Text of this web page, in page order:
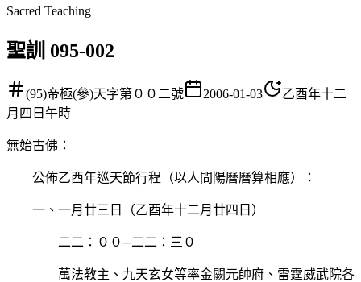
Sacred Teaching
聖訓 095-002
(95)帝極(參)天字第００二號 2006-01-03
乙酉年十二
月四日午時
無始古佛 ：
公佈乙酉年巡天節行程（以人間陽曆曆算相應）：
一、一月廿三日（乙酉年十二月廿四日）
二二：００─二二：三０
萬法教主、九天玄女等率金闕元帥府、雷霆威武院各